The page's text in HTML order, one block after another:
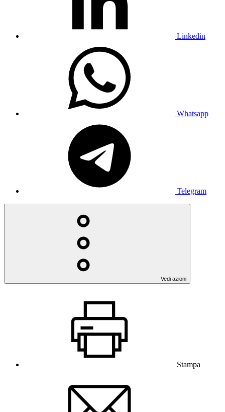
Linkedin
Whatsapp
Telegram
Vedi azioni
Stampa